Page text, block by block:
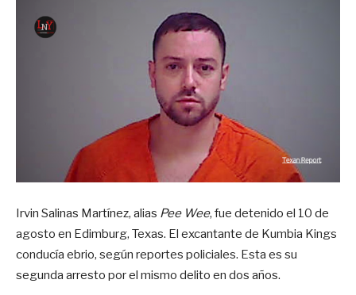
Irvin Salinas Martínez, alias Pee Wee, fue detenido el 10 de
agosto en Edimburg, Texas. El excantante de Kumbia Kings
conducía ebrio, según reportes policiales. Esta es su
segunda arresto por el mismo delito en dos años.